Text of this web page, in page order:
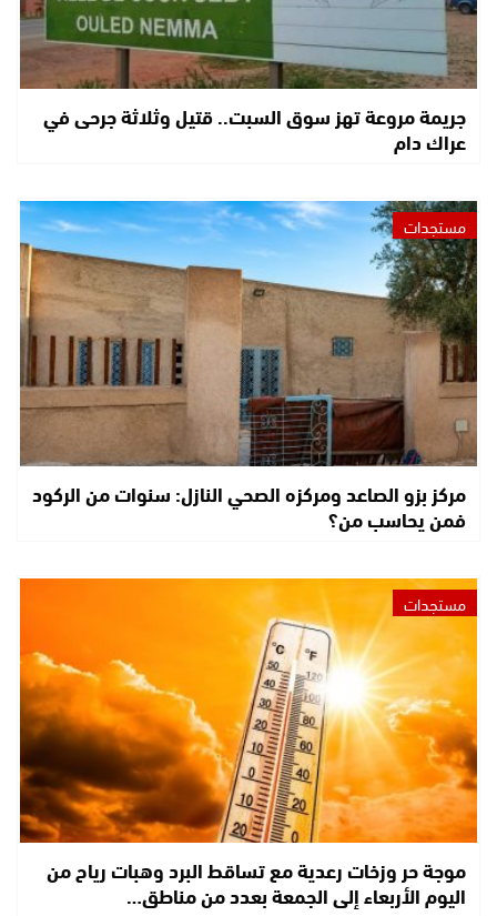
جريمة مروعة تهز سوق السبت.. قتيل وثلاثة جرحى في
عراك دام
مستجدات
مركز بزو الصاعد ومركزه الصحي النازل: سنوات من الركود
فمن يحاسب من؟
مستجدات
موجة حر وزخات رعدية مع تساقط البرد وهبات رياح من
اليوم الأربعاء إلى الجمعة بعدد من مناطق…